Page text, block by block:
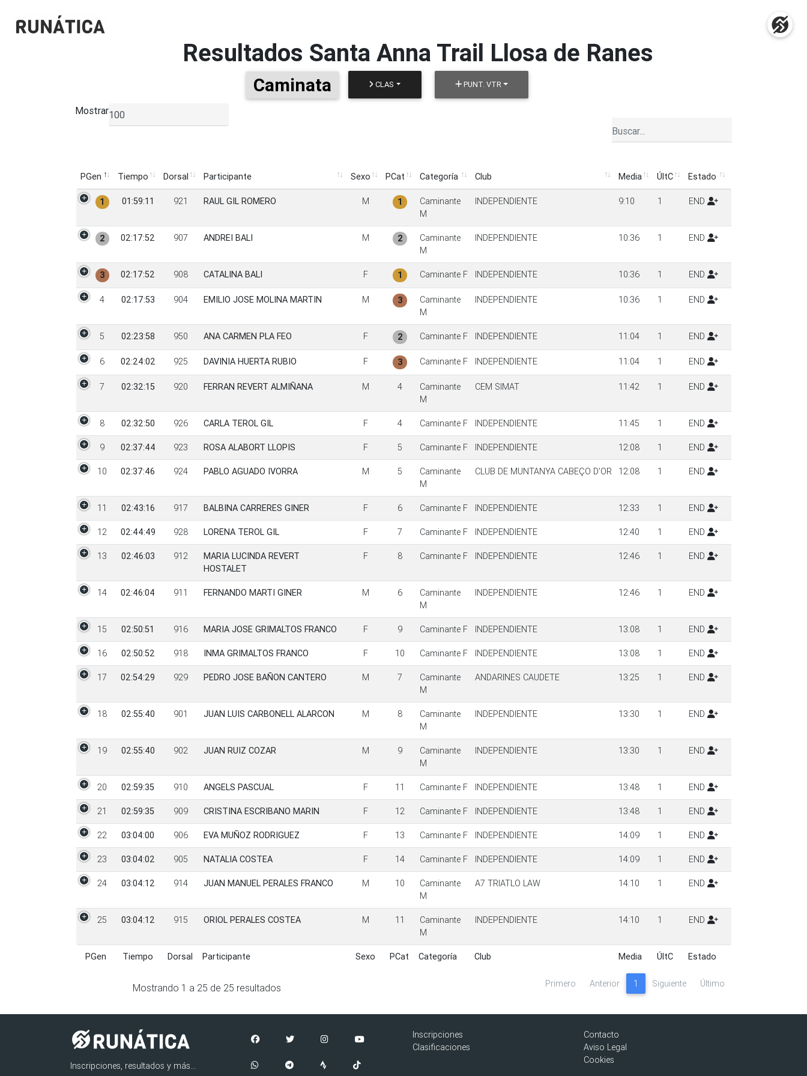
Resultados Santa Anna Trail Llosa de Ranes
Caminata CLAS PUNT. VTR
Mostrar
PGen Tiempo Dorsal Participante Sexo PCat Categoría Club Media ÚltC
Estado
PGen
Tiempo Dorsal Participante Sexo PCat Categoría Club Media ÚltC Estado
PGen Tiempo Dorsal Participante Sexo PCat Categoría Club Media ÚltC Estado
1 01:59:11 921 RAUL GIL ROMERO M 1
Caminante
M
INDEPENDIENTE 9:10 1 END
2 02:17:52 907 ANDREI BALI M 2
Caminante
M
INDEPENDIENTE 10:36 1 END
3 02:17:52 908 CATALINA BALI F 1 Caminante F INDEPENDIENTE 10:36 1 END
4 02:17:53 904 EMILIO JOSE MOLINA MARTIN M 3
Caminante
M
INDEPENDIENTE 10:36 1 END
5 02:23:58 950 ANA CARMEN PLA FEO F 2 Caminante F INDEPENDIENTE 11:04 1 END
6 02:24:02 925 DAVINIA HUERTA RUBIO F 3 Caminante F INDEPENDIENTE 11:04 1 END
7 02:32:15 920 FERRAN REVERT ALMIÑANA M 4
Caminante
M
CEM SIMAT 11:42 1 END
8 02:32:50 926 CARLA TEROL GIL F 4 Caminante F INDEPENDIENTE 11:45 1 END
9 02:37:44 923 ROSA ALABORT LLOPIS F 5 Caminante F INDEPENDIENTE 12:08 1 END
10 02:37:46 924 PABLO AGUADO IVORRA M 5
Caminante
M
CLUB DE MUNTANYA CABEÇO D’OR 12:08 1 END
11 02:43:16 917 BALBINA CARRERES GINER F 6 Caminante F INDEPENDIENTE 12:33 1 END
12 02:44:49 928 LORENA TEROL GIL F 7 Caminante F INDEPENDIENTE 12:40 1 END
13 02:46:03 912
MARIA LUCINDA REVERT
HOSTALET
F 8 Caminante F INDEPENDIENTE 12:46 1 END
14 02:46:04 911 FERNANDO MARTI GINER M 6
Caminante
M
INDEPENDIENTE 12:46 1 END
15 02:50:51 916 MARIA JOSE GRIMALTOS FRANCO F 9 Caminante F INDEPENDIENTE 13:08 1 END
16 02:50:52 918 INMA GRIMALTOS FRANCO F 10 Caminante F INDEPENDIENTE 13:08 1 END
17 02:54:29 929 PEDRO JOSE BAÑON CANTERO M 7
Caminante
M
ANDARINES CAUDETE 13:25 1 END
18 02:55:40 901 JUAN LUIS CARBONELL ALARCON M 8
Caminante
M
INDEPENDIENTE 13:30 1 END
19 02:55:40 902 JUAN RUIZ COZAR M 9
Caminante
M
INDEPENDIENTE 13:30 1 END
20 02:59:35 910 ANGELS PASCUAL F 11 Caminante F INDEPENDIENTE 13:48 1 END
21 02:59:35 909 CRISTINA ESCRIBANO MARIN F 12 Caminante F INDEPENDIENTE 13:48 1 END
22 03:04:00 906 EVA MUÑOZ RODRIGUEZ F 13 Caminante F INDEPENDIENTE 14:09 1 END
23 03:04:02 905 NATALIA COSTEA F 14 Caminante F INDEPENDIENTE 14:09 1 END
24 03:04:12 914 JUAN MANUEL PERALES FRANCO M 10
Caminante
M
A7 TRIATLO LAW 14:10 1 END
25 03:04:12 915 ORIOL PERALES COSTEA M 11
Caminante
M
INDEPENDIENTE 14:10 1 END
PGen Tiempo Dorsal Participante Sexo PCat Categoría Club Media ÚltC Estado
Mostrando 1 a 25 de 25 resultados Primero Anterior 1 Siguiente Último
Inscripciones, resultados y más...
Inscripciones
Clasificaciones
Contacto
Aviso Legal
Cookies